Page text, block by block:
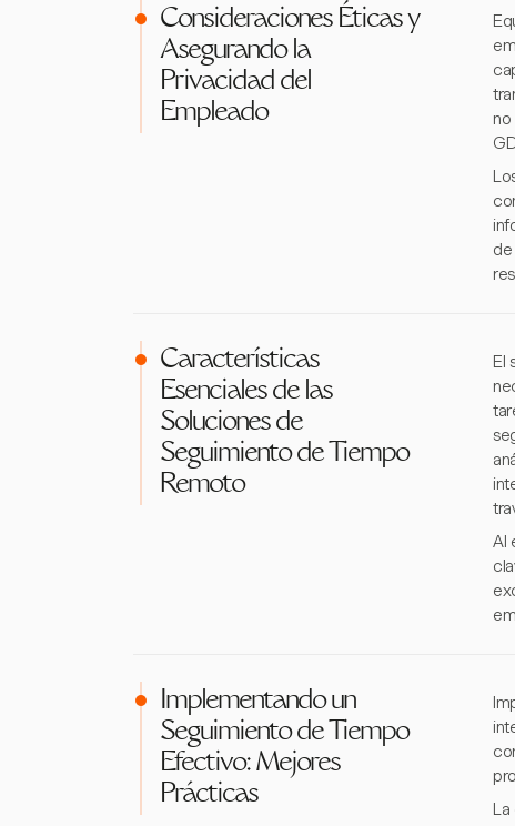
Consideraciones Éticas y
Asegurando la
Privacidad del
Empleado
Características
Esenciales de las
Soluciones de
Seguimiento de Tiempo
Remoto
El
Al
Implementando un
Seguimiento de Tiempo
Efectivo: Mejores
Prácticas